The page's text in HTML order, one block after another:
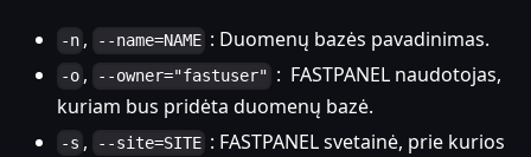
-n , --name=NAME : Duomenų bazės pavadinimas.
-o , --owner="fastuser" : FASTPANEL naudotojas,
kuriam bus pridėta duomenų bazė.
-s , --site=SITE : FASTPANEL svetainė, prie kurios